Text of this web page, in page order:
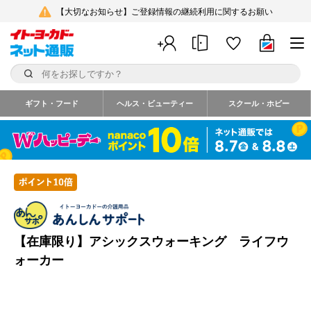
【大切なお知らせ】ご登録情報の継続利用に関するお願い
ギフト・フード ヘルス・ビューティー スクール・ホビー
【在庫限り】アシックスウォーキング ライフウ
ォーカー